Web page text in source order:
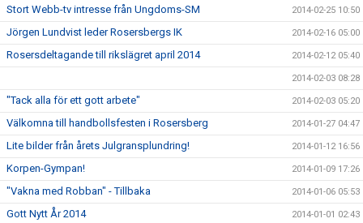
Stort Webb-tv intresse från Ungdoms-SM 2014-02-25 10:50
Jörgen Lundvist leder Rosersbergs IK 2014-02-16 05:00
Rosersdeltagande till rikslägret april 2014 2014-02-12 05:40
2014-02-03 08:28
"Tack alla för ett gott arbete" 2014-02-03 05:20
Välkomna till handbollsfesten i Rosersberg 2014-01-27 04:47
Lite bilder från årets Julgransplundring! 2014-01-12 16:56
Korpen-Gympan! 2014-01-09 17:26
"Vakna med Robban" - Tillbaka 2014-01-06 05:53
Gott Nytt År 2014 2014-01-01 02:43